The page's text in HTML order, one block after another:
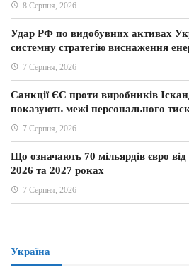
8 Серпня, 2026
Удар РФ по видобувних активах
системну стратегію виснаження
7 Серпня, 2026
Санкції ЄС проти виробників
показують межі персонального
7 Серпня, 2026
Що означають 70 мільярдів євро
2026 та 2027 роках
7 Серпня, 2026
Україна